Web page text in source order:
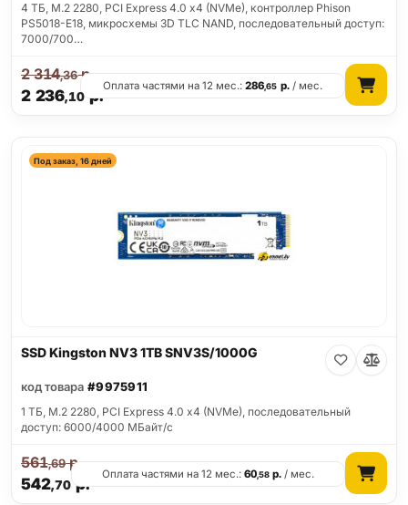
4 ТБ, M.2 2280, PCI Express 4.0 x4 (NVMe), контроллер Phison
PS5018-E18, микросхемы 3D TLC NAND, последовательный доступ:
7000/700…
2 236,10 р.
2 314,36р.
Оплата частями на 12 мес.:286,65 р./ мес.
Под заказ, 16 дней
SSD Kingston NV3 1TB SNV3S/1000G
код товара #9975911
1 ТБ, M.2 2280, PCI Express 4.0 x4 (NVMe), последовательный
доступ: 6000/4000 МБайт/с
542,70р.
561,69р.
Оплата частями на 12 мес.:60,58 р. / мес.